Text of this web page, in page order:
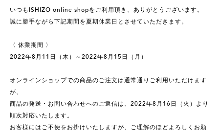
いつもISHIZO online shopをご利用頂き、ありがとうございます。
誠に勝手ながら下記期間を夏期休業日とさせていただきます。
〈 休業期間 〉
2022年8月11日（木）～2022年8月15日（月）
オンラインショップでの商品のご注文は通常通りご利用いただけます
が、
商品の発送・お問い合わせへのご返信は、2022年8月16日（火）より
順次対応いたします。
お客様にはご不便をお掛けいたしますが、ご理解のほどよろしくお願